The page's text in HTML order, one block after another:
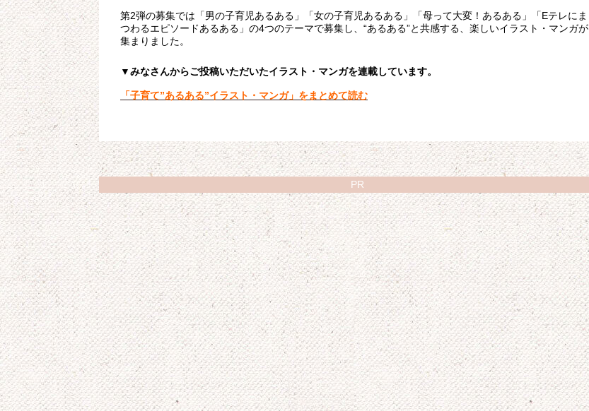
第2弾の募集では「男の子育児あるある」「女の子育児あるある」「母って大変！あるある」「Eテレにま
つわるエピソードあるある」の4つのテーマで募集し、“あるある”と共感する、楽しいイラスト・マンガが
集まりました。
▼みなさんからご投稿いただいたイラスト・マンガを連載しています。
「子育て”あるある”イラスト・マンガ」をまとめて読む
PR